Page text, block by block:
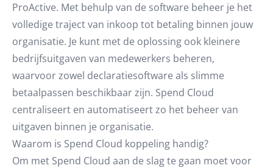
ProActive. Met behulp van de software beheer je het
volledige traject van inkoop tot betaling binnen jouw
organisatie. Je kunt met de oplossing ook kleinere
bedrijfsuitgaven van medewerkers beheren,
waarvoor zowel declaratiesoftware als slimme
betaalpassen beschikbaar zijn. Spend Cloud
centraliseert en automatiseert zo het beheer van
uitgaven binnen je organisatie.
Waarom is Spend Cloud koppeling handig?
Om met Spend Cloud aan de slag te gaan moet voor